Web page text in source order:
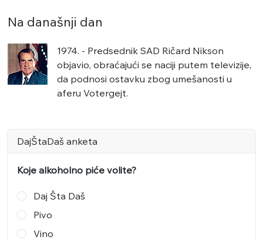
Na današnji dan
1974. - Predsednik SAD Ričard Nikson
objavio, obraćajući se naciji putem televizije,
da podnosi ostavku zbog umešanosti u
aferu Votergejt.
DajŠtaDaš anketa
Koje alkoholno piće volite?
Daj Šta Daš
Pivo
Vino